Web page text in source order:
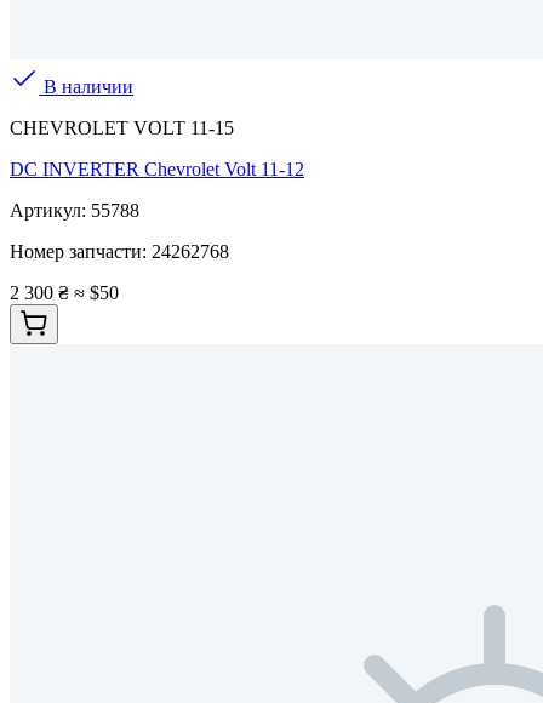
В наличии
CHEVROLET VOLT 11-15
DC INVERTER Chevrolet Volt 11-12
Артикул: 55788
Номер запчасти: 24262768
2 300 ₴ ≈ $50